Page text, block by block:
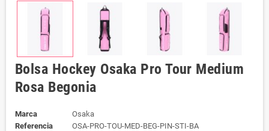
Bolsa Hockey Osaka Pro Tour Medium
Rosa Begonia
Marca
Osaka
Referencia
OSA-PRO-TOU-MED-BEG-PIN-STI-BA